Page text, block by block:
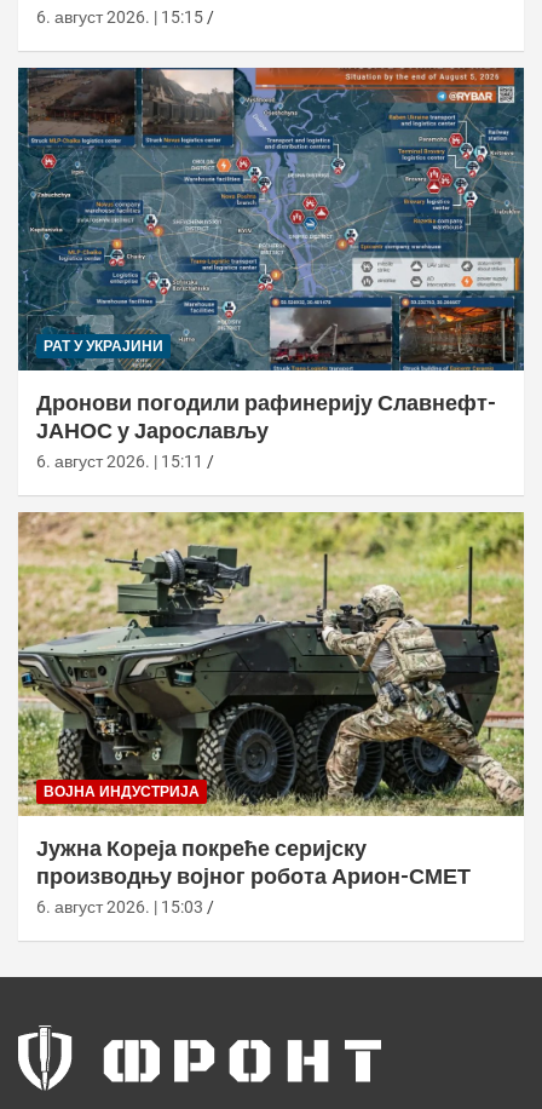
6. август 2026. | 15:15
РАТ У УКРАЈИНИ
Дронови погодили рафинерију Славнефт-
ЈАНОС у Јарослављу
6. август 2026. | 15:11
ВОЈНА ИНДУСТРИЈА
Јужна Кореја покреће серијску
производњу војног робота Арион-СМЕТ
6. август 2026. | 15:03